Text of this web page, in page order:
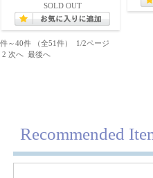
SOLD OUT
～40件 （全51件） 1/2ページ
2 次へ 最後へ
Recommended